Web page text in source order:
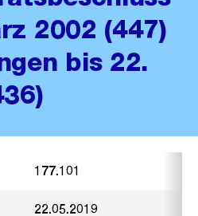
2002 (447)
bis 22.
177.101
22.05.2019